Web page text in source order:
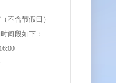
不含节假日）
间段如下：